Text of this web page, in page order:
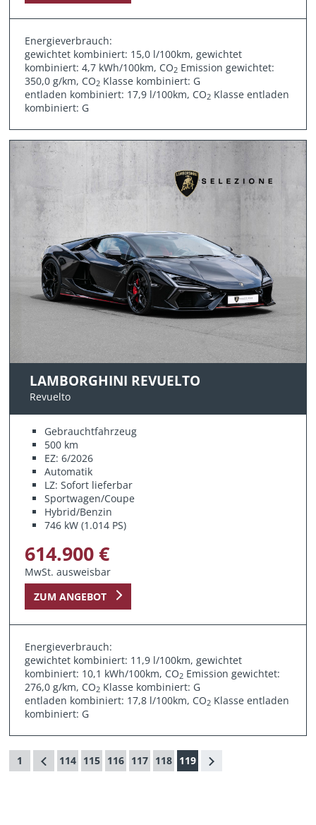
Energieverbrauch:
gewichtet kombiniert: 15,0 l/100km, gewichtet
kombiniert: 4,7 kWh/100km, CO2 Emission gewichtet:
350,0 g/km, CO2 Klasse kombiniert: G
entladen kombiniert: 17,9 l/100km, CO2 Klasse entladen
kombiniert: G
LAMBORGHINI REVUELTO
Revuelto
Gebrauchtfahrzeug
500 km
EZ: 6/2026
Automatik
LZ: Sofort lieferbar
Sportwagen/Coupe
Hybrid/Benzin
746 kW (1.014 PS)
614.900 €
MwSt. ausweisbar
ZUM ANGEBOT
Energieverbrauch:
gewichtet kombiniert: 11,9 l/100km, gewichtet
kombiniert: 10,1 kWh/100km, CO2 Emission gewichtet:
276,0 g/km, CO2 Klasse kombiniert: G
entladen kombiniert: 17,8 l/100km, CO2 Klasse entladen
kombiniert: G
1 114 115 116 117 118 119